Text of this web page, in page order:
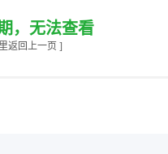
，无法查看
返回上一页 ]